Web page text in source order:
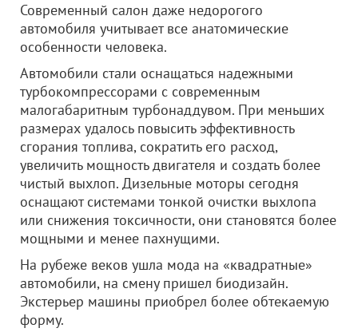
Современный салон даже недорогого
автомобиля учитывает все анатомические
особенности человека.
Автомобили стали оснащаться надежными
турбокомпрессорами с современным
малогабаритным турбонаддувом. При меньших
размерах удалось повысить эффективность
сгорания топлива, сократить его расход,
увеличить мощность двигателя и создать более
чистый выхлоп. Дизельные моторы сегодня
оснащают системами тонкой очистки выхлопа
или снижения токсичности, они становятся более
мощными и менее пахнущими.
На рубеже веков ушла мода на «квадратные»
автомобили, на смену пришел биодизайн.
Экстерьер машины приобрел более обтекаемую
форму.